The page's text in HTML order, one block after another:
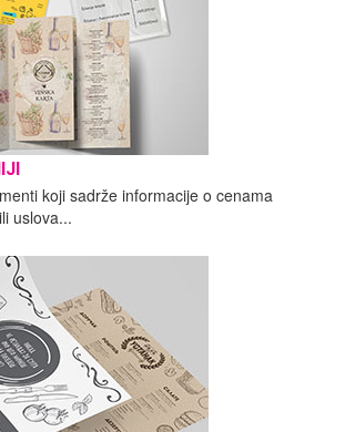
koji sadrže informacije o cenama
uslova...